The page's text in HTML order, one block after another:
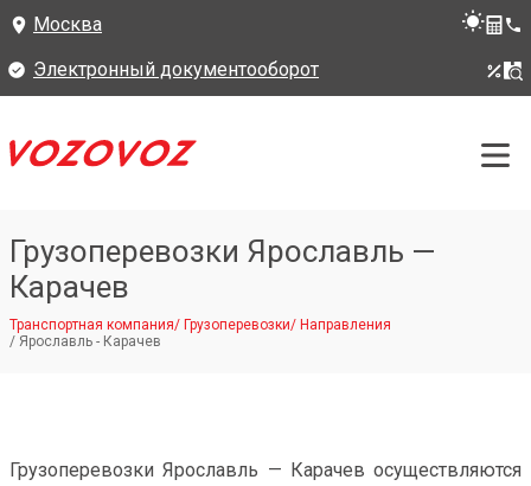
Москва
Электронный документооборот
Грузоперевозки Ярославль —
Карачев
Транспортная компания/ Грузоперевозки/ Направления
/ Ярославль - Карачев
Грузоперевозки Ярославль — Карачев осуществляются